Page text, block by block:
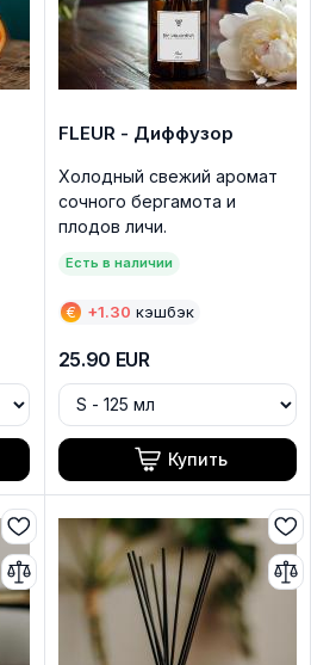
FLEUR - Диффузор
Холодный свежий аромат
сочного бергамота и
плодов личи.
Есть в наличии
€ +1.30 кэшбэк
25.90 EUR
Купить